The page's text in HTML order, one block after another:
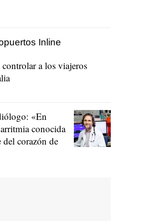
controlar a los viajeros
«En
conocida
corazón de